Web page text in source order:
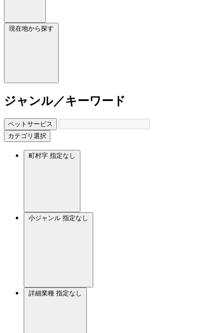
現在地から探す
ジャンル／キーワード
ペットサービス
カテゴリ選択
町村字 指定なし
小ジャンル 指定なし
詳細業種 指定なし